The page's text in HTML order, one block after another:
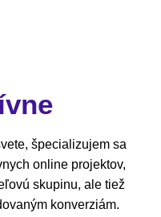
špecializujem sa
online projektov,
skupinu, ale tiež
konverziám.